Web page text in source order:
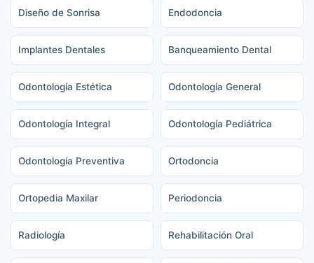
Diseño de Sonrisa Endodoncia
Implantes Dentales Banqueamiento Dental
Odontología Estética Odontología General
Odontología Integral Odontología Pediátrica
Odontología Preventiva Ortodoncia
Ortopedia Maxilar Periodoncia
Radiología Rehabilitación Oral